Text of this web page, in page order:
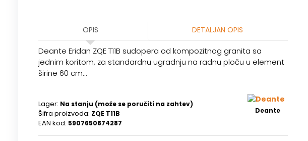
OPIS DETALJAN OPIS
Deante Eridan ZQE T11B sudopera od kompozitnog granita sa
jednim koritom, za standardnu ugradnju na radnu ploču u element
širine 60 cm...
Lager: Na stanju (može se poručiti na zahtev)
Šifra proizvoda: ZQE T11B
EAN kod: 5907650874287
Deante